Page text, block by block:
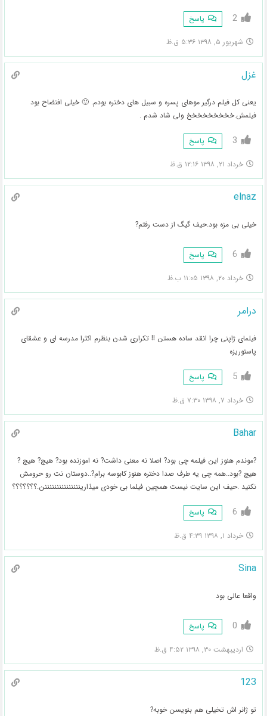
2 پاسخ
شهریور ۵, ۱۳۹۸ ۵:۳۶ ق.ظ
غزل
یعنی کل فیلم درگیر موهای پسره و سبیل های دختره بودم. 🙂 خیلی افتضاح بود
فیلمش.خخخخخخخخخ ولی شاد شدم .
3 پاسخ
خرداد ۲۱, ۱۳۹۸ ۱۲:۱۶ ق.ظ
elnaz
خیلی بی مزه بود.حیف گیگ از دست رفتم?
6 پاسخ
خرداد ۲۰, ۱۳۹۸ ۱۱:۰۵ ب.ظ
درامر
فیلمای ژاپنی چرا انقد ساده هستن !! تکراری شدن بنظرم اکثرا مدرسه ای و عشقای
پاستوریزه
5 پاسخ
خرداد ۷, ۱۳۹۸ ۷:۳۰ ق.ظ
Bahar
?موندم هنوز این فیلمه چی بود? اصلا نه معنی داشت? نه اموزنده بود? هیچ? هیچ ?
هیچ ?بود..همه چی یه طرف صدا دختره هنوز کابوسه برام?..دوستان نت رو حرومش
نکنید .حیف این سایت نیست همچین فیلما بی خودی میذارینننننننننننننننن.؟؟؟؟؟؟؟
6 پاسخ
خرداد ۱, ۱۳۹۸ ۴:۳۹ ق.ظ
Sina
واقعا عالی بود
0 پاسخ
اردیبهشت ۳۰, ۱۳۹۸ ۴:۵۲ ق.ظ
123
تو ژانر اش تخیلی هم بنویسن خوبه?